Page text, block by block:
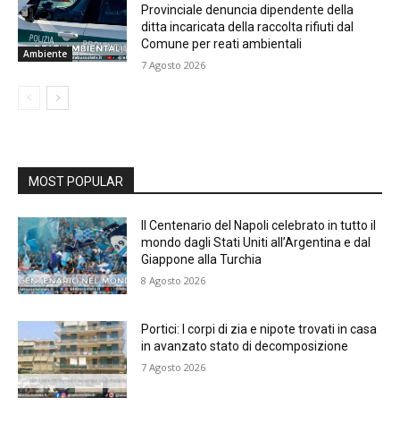
Ambiente
Provinciale denuncia dipendente della
ditta incaricata della raccolta rifiuti dal
Comune per reati ambientali
7 Agosto 2026
MOST POPULAR
Il Centenario del Napoli celebrato in tutto il
mondo dagli Stati Uniti all’Argentina e dal
Giappone alla Turchia
8 Agosto 2026
Portici: I corpi di zia e nipote trovati in casa
in avanzato stato di decomposizione
7 Agosto 2026